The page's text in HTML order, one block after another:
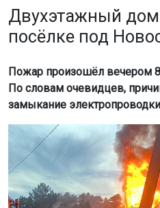
Двухэтажный дом
посёлке под
Пожар произошёл вечером
По словам очевидцев,
замыкание